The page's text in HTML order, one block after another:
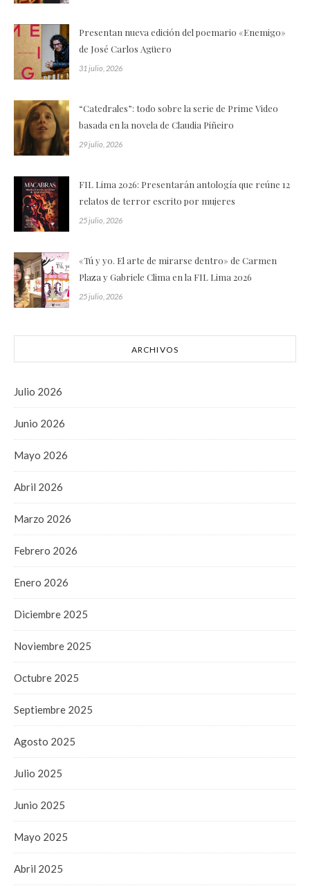
Presentan nueva edición del poemario «Enemigo»
de José Carlos Agüero
31 julio, 2026
“Catedrales”: todo sobre la serie de Prime Video
basada en la novela de Claudia Piñeiro
29 julio, 2026
FIL Lima 2026: Presentarán antología que reúne 12
relatos de terror escrito por mujeres
25 julio, 2026
«Tú y yo. El arte de mirarse dentro» de Carmen
Plaza y Gabriele Clima en la FIL Lima 2026
25 julio, 2026
ARCHIVOS
Julio 2026
Junio 2026
Mayo 2026
Abril 2026
Marzo 2026
Febrero 2026
Enero 2026
Diciembre 2025
Noviembre 2025
Octubre 2025
Septiembre 2025
Agosto 2025
Julio 2025
Junio 2025
Mayo 2025
Abril 2025